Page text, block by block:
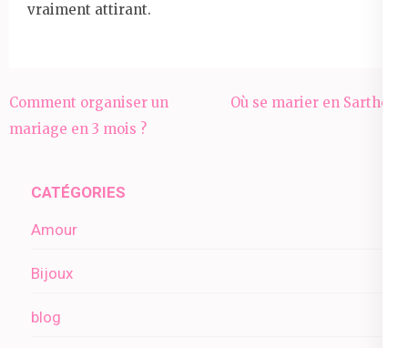
vraiment attirant.
Navigation
de
Comment organiser un
mariage en 3 mois ?
Où se marier en Sarthe ?
CATÉGORIES
Amour
Bijoux
blog